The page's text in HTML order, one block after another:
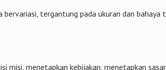
tergantung pada ukuran dan
menetapkan kebijakan, menetapkan